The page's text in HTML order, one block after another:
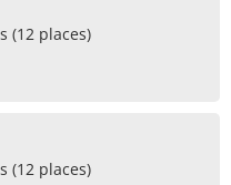
(12 places)
(12 places)